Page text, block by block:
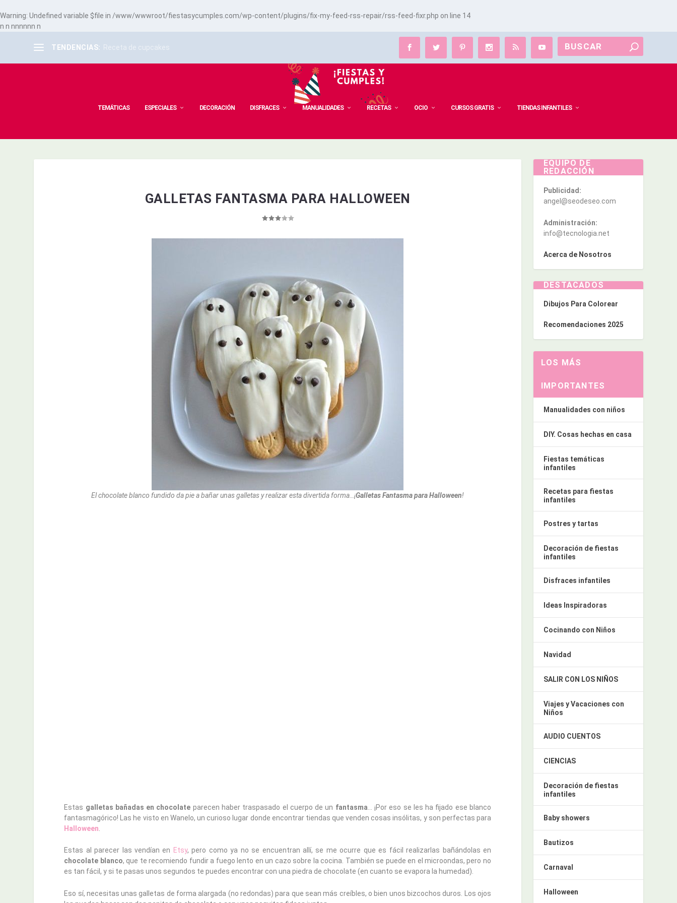
Warning: Undefined variable $file in /www/wwwroot/fiestasycumples.com/wp-content/plugins/fix-my-feed-rss-repair/rss-feed-fixr.php on line 14
n n nnnnnn n
TENDENCIAS: Receta de cupcakes
TEMÁTICAS ESPECIALES DECORACIÓN DISFRACES MANUALIDADES RECETAS OCIO CURSOS GRATIS TIENDAS INFANTILES
GALLETAS FANTASMA PARA HALLOWEEN
El chocolate blanco fundido da pie a bañar unas galletas y realizar esta divertida forma…¡Galletas Fantasma para Halloween!
Estas galletas bañadas en chocolate parecen haber traspasado el cuerpo de un fantasma … ¡Por eso se les ha fijado ese blanco
fantasmagórico! Las he visto en Wanelo, un curioso lugar donde encontrar tiendas que venden cosas insólitas, y son perfectas para
Halloween
Estas al parecer las vendían en Etsy, pero como ya no se encuentran allí, se me ocurre que es fácil realizarlas bañándolas en
chocolate blanco, que te recomiendo fundir a fuego lento en un cazo sobre la cocina. También se puede en el microondas, pero no
es tan fácil, y si te pasas unos segundos te puedes encontrar con una piedra de chocolate (en cuanto se evapora la humedad).
Eso sí, necesitas unas galletas de forma alargada (no redondas) para que sean más creíbles, o bien unos bizcochos duros. Los ojos
EQUIPO DE
REDACCIÓN
Publicidad:
angel@seodeseo.com
Administración:
info@tecnologia.net
Acerca de Nosotros
DESTACADOS
Dibujos Para Colorear
Recomendaciones 2025
LOS MÁS
IMPORTANTES
Manualidades con niños
DIY. Cosas hechas en casa
Fiestas temáticas
infantiles
Recetas para fiestas
infantiles
Postres y tartas
Decoración de fiestas
infantiles
Disfraces infantiles
Ideas Inspiradoras
Cocinando con Niños
Navidad
SALIR CON LOS NIÑOS
Viajes y Vacaciones con
Niños
AUDIO CUENTOS
CIENCIAS
Decoración de fiestas
infantiles
Baby showers
Bautizos
Carnaval
Halloween